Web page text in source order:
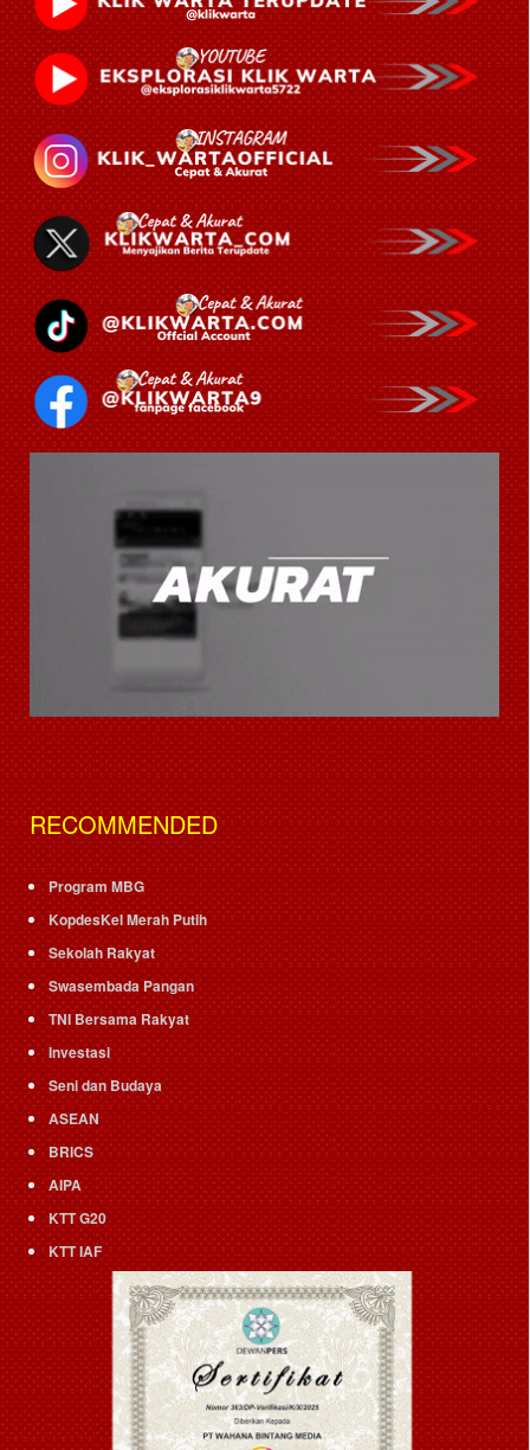
RECOMMENDED
Program MBG
KopdesKel Merah Putih
Sekolah Rakyat
Swasembada Pangan
TNI Bersama Rakyat
Investasi
Seni dan Budaya
ASEAN
BRICS
AIPA
KTT G20
KTT IAF